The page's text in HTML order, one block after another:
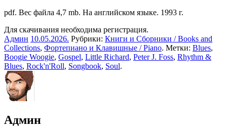
pdf. Вес файла 4,7 mb. На английском языке. 1993 г.
Для скачивания необходима регистрация.
Админ 10.05.2026. Рубрики: Книги и Сборники / Books and
Collections, Фортепиано и Клавишные / Piano. Метки: Blues,
Boogie Woogie, Gospel, Little Richard, Peter J. Foss, Rhythm &
Blues, Rock'n'Roll, Songbook, Soul.
Админ